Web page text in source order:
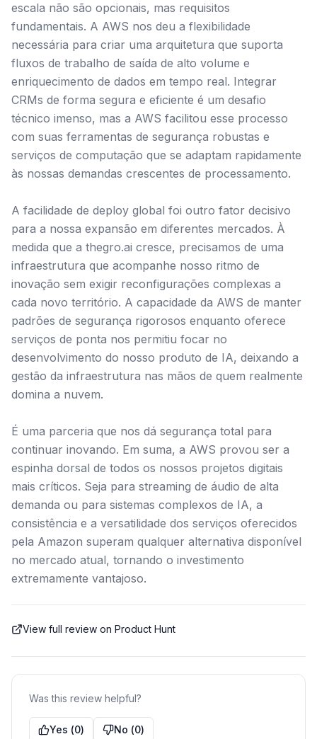
escala não são opcionais, mas requisitos
fundamentais. A AWS nos deu a flexibilidade
necessária para criar uma arquitetura que suporta
fluxos de trabalho de saída de alto volume e
enriquecimento de dados em tempo real. Integrar
CRMs de forma segura e eficiente é um desafio
técnico imenso, mas a AWS facilitou esse processo
com suas ferramentas de segurança robustas e
serviços de computação que se adaptam rapidamente
às nossas demandas crescentes de processamento.
A facilidade de deploy global foi outro fator decisivo
para a nossa expansão em diferentes mercados. À
medida que a thegro.ai cresce, precisamos de uma
infraestrutura que acompanhe nosso ritmo de
inovação sem exigir reconfigurações complexas a
cada novo território. A capacidade da AWS de manter
padrões de segurança rigorosos enquanto oferece
serviços de ponta nos permitiu focar no
desenvolvimento do nosso produto de IA, deixando a
gestão da infraestrutura nas mãos de quem realmente
domina a nuvem.
É uma parceria que nos dá segurança total para
continuar inovando. Em suma, a AWS provou ser a
espinha dorsal de todos os nossos projetos digitais
mais críticos. Seja para streaming de áudio de alta
demanda ou para sistemas complexos de IA, a
consistência e a versatilidade dos serviços oferecidos
pela Amazon superam qualquer alternativa disponível
no mercado atual, tornando o investimento
extremamente vantajoso.
View full review on Product Hunt
Was this review helpful?
Yes (0) No (0)